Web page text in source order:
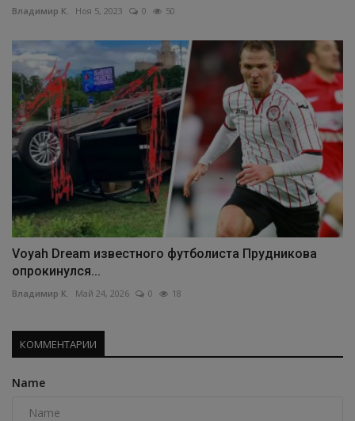
Владимир К. Ноя 5, 2023 0 50
Voyah Dream известного футболиста Прудникова
опрокинулся...
Владимир К. Май 24, 2026 0 18
КОММЕНТАРИИ
Name